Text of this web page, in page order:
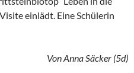
einlädt. Eine Schülerin
Von Anna Säcker (5d)